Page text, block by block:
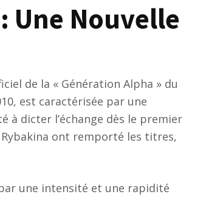
Une Nouvelle
de la « Génération Alpha » du
est caractérisée par une
à dicter l’échange dès le premier
Rybakina ont remporté les titres,
une intensité et une rapidité